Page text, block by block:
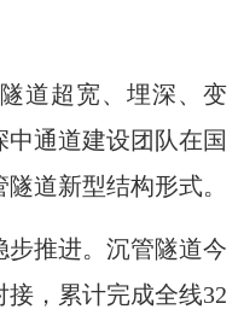
超宽、埋深、变
通道建设团队在国
道新型结构形式。
推进。沉管隧道今
，累计完成全线32